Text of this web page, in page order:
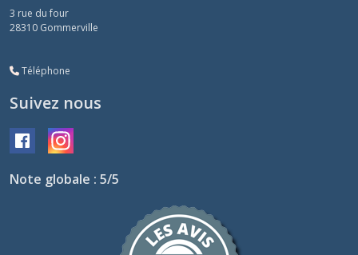
3 rue du four
28310 Gommerville
Téléphone
Suivez nous
Note globale : 5/5